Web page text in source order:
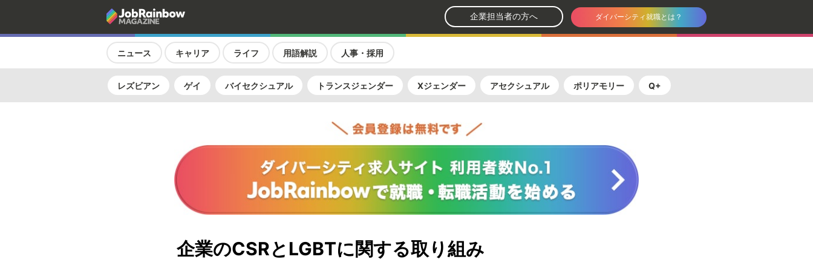
企業担当者の方へ ダイバーシティ就職とは？
ニュース キャリア ライフ 用語解説 人事・採用
レズビアン ゲイ バイセクシュアル トランスジェンダー Xジェンダー アセクシュアル ポリアモリー Q+
企業のCSRとLGBTに関する取り組み